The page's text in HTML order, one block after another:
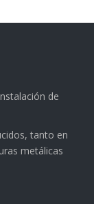
de
tanto en
metálicas